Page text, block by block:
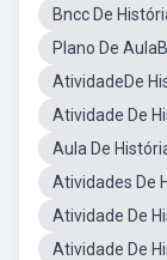
Bncc De
Plano De
AtividadeDe
Atividade De
Aula De
Atividades De
Atividade De
Atividade De